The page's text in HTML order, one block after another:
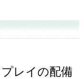
レイの配備